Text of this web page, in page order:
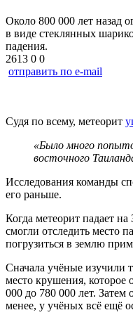
Около 800 000 лет назад
в виде стеклянных
падения.
2613 0 0
отправить по e-mail
Судя по всему, метеорит
«Было много
восточного
Исследования команды
его раньше.
Когда метеорит падает
смогли отследить место
погрузиться в землю
Сначала учёные изучили
место крушения, которое
000 до 780 000 лет.
менее, у учёных всё ещё